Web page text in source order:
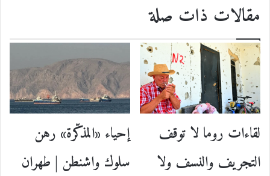
مقالات ذات صلة
لقاءات روما لا توقف
التجريف والنسف ولا
إحياء «المذكّرة» رهن
سلوك واشنطن | طهران